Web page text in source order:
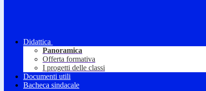
Didattica
Panoramica
Offerta formativa
I progetti delle classi
Documenti utili
Bacheca sindacale